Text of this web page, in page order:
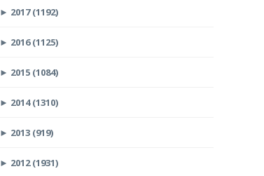
► 2017 (1192)
► 2016 (1125)
► 2015 (1084)
► 2014 (1310)
► 2013 (919)
► 2012 (1931)